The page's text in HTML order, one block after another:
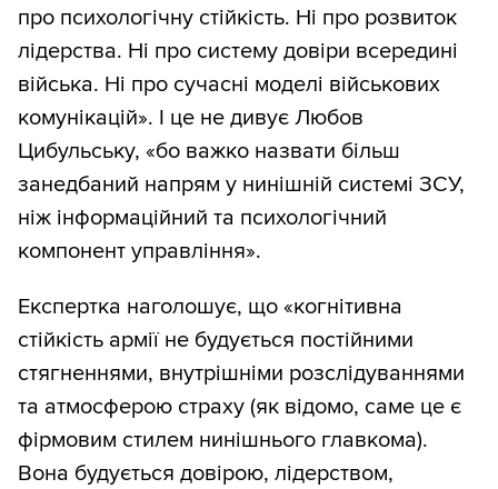
про психологічну стійкість. Ні про розвиток
лідерства. Ні про систему довіри всередині
війська. Ні про сучасні моделі військових
комунікацій». І це не дивує Любов
Цибульську, «бо важко назвати більш
занедбаний напрям у нинішній системі ЗСУ,
ніж інформаційний та психологічний
компонент управління».
Експертка наголошує, що «когнітивна
стійкість армії не будується постійними
стягненнями, внутрішніми розслідуваннями
та атмосферою страху (як відомо, саме це є
фірмовим стилем нинішнього главкома).
Вона будується довірою, лідерством,